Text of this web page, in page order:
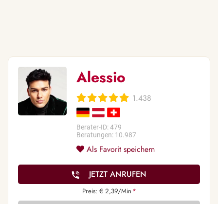
Alessio
1.438
Berater-ID: 479
Beratungen: 10.987
Als Favorit speichern
JETZT ANRUFEN
Preis: € 2,39/Min *